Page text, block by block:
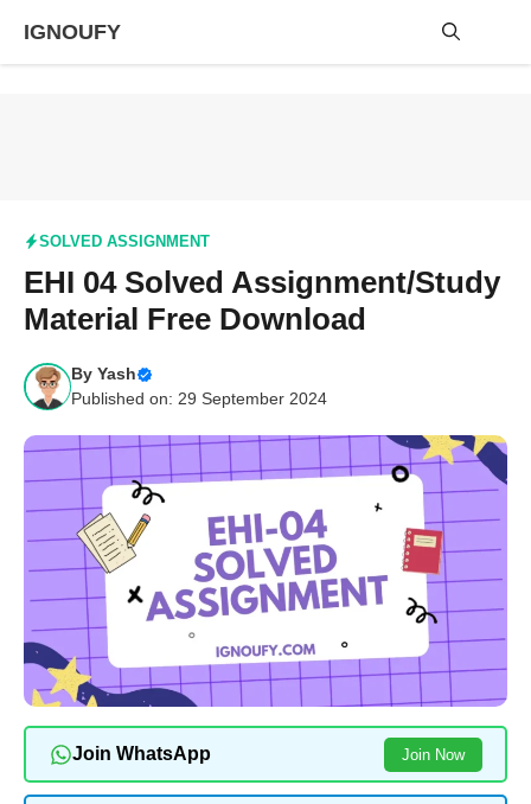
content
IGNOUFY
SOLVED ASSIGNMENT
EHI 04 Solved Assignment/Study
Material Free Download
By Yash
Published on: 29 September 2024
Join WhatsApp Join Now